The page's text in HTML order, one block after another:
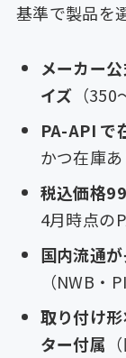
基準で製品を
メーカー
イズ （
PA-API で
かつ在庫あ
税込価格
4月時点の
国内流通
（NWB・
取り付け
ター付属